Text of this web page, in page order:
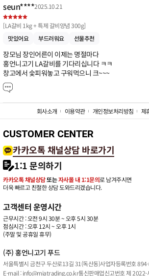
seun****2025.10.21
[LA갈비 1kg + 특제 갈비양념 300g]
맛있어요
부드러워요 선물추천
장모님 장인어른이 이제는 명절마다
홍언니고기 LA갈비를 기다리십니다 ㅋㅋ
창고에서 숯피워놓고 구워먹으니 크~~~
회사소개 이용약관 개인정보처리방침 제
CUSTOMER CENTER
카카오톡 채널상담 바로가기
1:1 문의하기
카카오톡 채널상담또는자사몰 내 1:1문의로 남겨주시면
더욱 빠르고 친절한 상담 도와드리겠습니다.
고객센터 운영시간
근무시간 : 오전 9시 30분 ~ 오후 5시 30분
점심시간 : 오후 12시 ~ 오후 1시
(주말 및 공휴일 휴무)
(주) 홍언니고기 푸드
서울특별시 금천구 두산로13길 31(독산동)사업자등록번호
E-mail : info@miatrading.co.kr통신판매업신고번호 제